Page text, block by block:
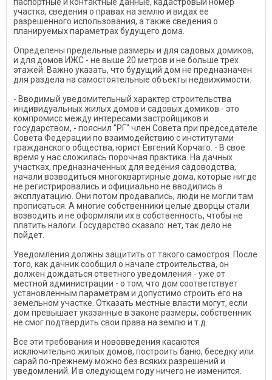
участка, сведения о правах на землю и видах ее
разрешенного использования, а также сведения о
планируемых параметрах будущего дома.
Определены предельные размеры и для садовых домиков,
и для домов ИЖС - не выше 20 метров и не больше трех
этажей. Важно указать, что будущий дом не предназначен
для раздела на самостоятельные объекты недвижимости.
- Вводимый уведомительный характер строительства
индивидуальных жилых домов и садовых домиков - это
компромисс между интересами застройщиков и
государством, - пояснил "РГ" член Совета при председателе
Совета Федерации по взаимодействию с институтами
гражданского общества, юрист Евгений Корчаго. - В свое
время у нас сложилась порочная практика. На дачных
участках, предназначенных для ведения садоводства,
начали возводиться многоквартирные дома, которые нигде
не регистрировались и официально не вводились в
эксплуатацию. Они потом продавались, люди не могли там
прописаться. А многие собственники целые дворцы стали
возводить и не оформляли их в собственность, чтобы не
платить налоги. Государство сказало: нет, так дело не
пойдет.
Уведомления должны защитить от такого самостроя. После
того, как дачник сообщил о начале строительства, он
должен дождаться ответного уведомления - уже от
местной администрации - о том, что дом соответствует
установленным параметрам и допустимо строить его на
земельном участке. Отказать местные власти могут, если
дом превышает указанные в законе размеры, собственник
не смог подтвердить свои права на землю и т.д.
Все эти требования и нововведения касаются
исключительно жилых домов, построить баню, беседку или
сарай по-прежнему можно без всяких разрешений и
уведомлений. И в следующем году ничего не изменится.